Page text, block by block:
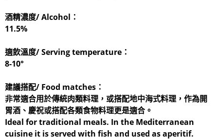
酒精濃度/ Alcohol：
11.5%
適飲溫度/ Serving temperature：
8-10°
建議搭配/ Food matches：
非常適合用於傳統肉類料理，或搭配地中海式料理，作為開
胃酒、慶祝或搭配各類食物料理更是適合。
Ideal for traditional meals. In the Mediterranean
cuisine it is served with fish and used as aperitif.